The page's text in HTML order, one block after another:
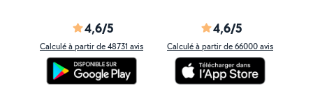
4,6/5
Calculé à partir de 48731 avis
4,6/5
Calculé à partir de 66000 avis